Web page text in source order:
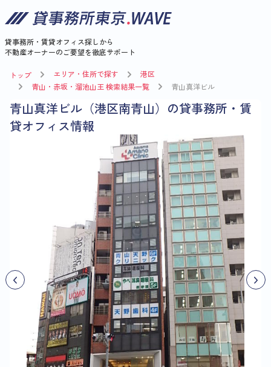
貸事務所・賃貸オフィス探しから
不動産オーナーのご要望を徹底サポート
トップ エリア・住所で探す
港区
青山・赤坂・溜池山王 検索結果一覧
青山真洋ビル
青山真洋ビル（港区南青山）の貸事務所・賃
貸オフィス情報